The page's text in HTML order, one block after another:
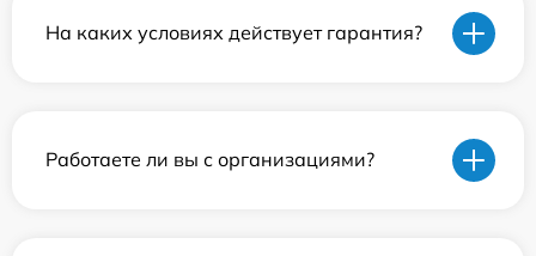
На каких условиях действует гарантия?
Работаете ли вы с организациями?